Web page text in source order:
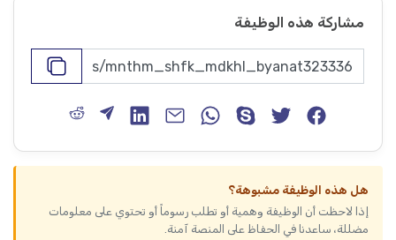
مشاركة هذه الوظيفة
هل هذه الوظيفة مشبوهة؟
إذا لاحظت أن الوظيفة وهمية أو تطلب رسوماً أو تحتوي على معلومات
مضللة، ساعدنا في الحفاظ على المنصة آمنة.